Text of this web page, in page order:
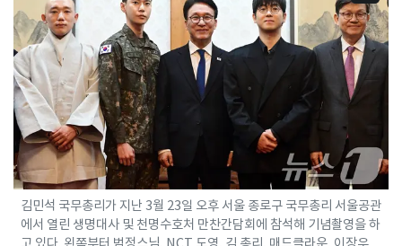
김민석 국무총리가 지난 3월 23일 오후 서울 종로구 국무총리 서울공관
에서 열린 생명대사 및 천명수호처 만찬간담회에 참석해 기념촬영을 하